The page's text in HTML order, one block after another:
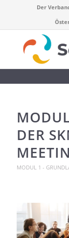
Der
DER
MODUL 1 -